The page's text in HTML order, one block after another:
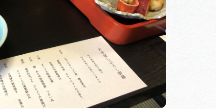
ース
の皆様へ フォトライブラリー
ー お問い合わせ